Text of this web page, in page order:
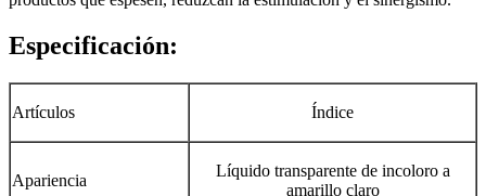
Especificación:
Artículos Índice
Apariencia
Líquido transparente de incoloro a
amarillo claro